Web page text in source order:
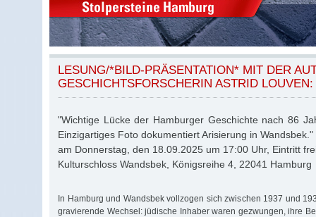
LESUNG/*BILD-PRÄSENTATION* MIT DER
GESCHICHTSFORSCHERIN ASTRID LOUVEN:
"Wichtige Lücke der Hamburger Geschichte nach 86
Einzigartiges Foto dokumentiert Arisierung in Wandsbek."
am Donnerstag, den 18.09.2025 um 17:00 Uhr, Eintritt
Kulturschloss Wandsbek, Königsreihe 4, 22041 Hamburg
In Hamburg und Wandsbek vollzogen sich zwischen 1937 und
gravierende Wechsel: jüdische Inhaber waren gezwungen, ihre